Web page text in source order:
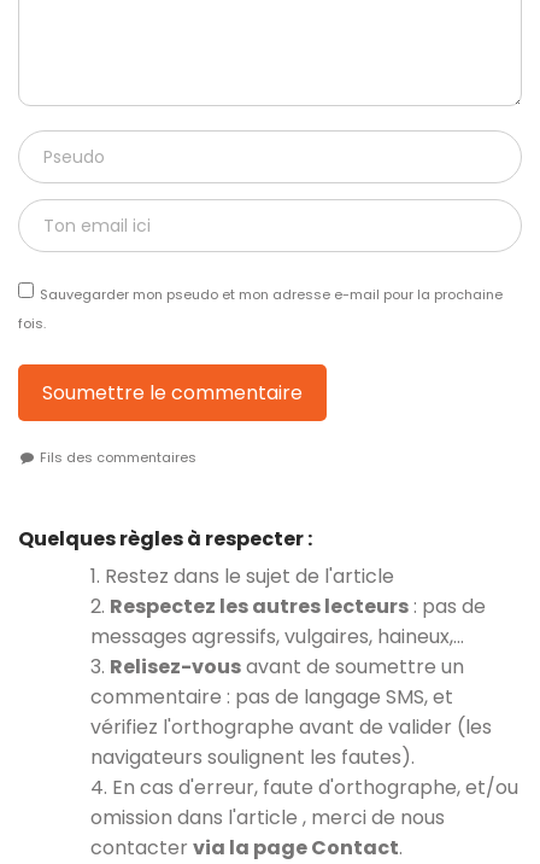
Sauvegarder mon pseudo et mon adresse e-mail pour la prochaine
fois.
Soumettre le commentaire
Fils des commentaires
Quelques règles à respecter :
1. Restez dans le sujet de l'article
2. Respectez les autres lecteurs : pas de
messages agressifs, vulgaires, haineux,…
3. Relisez-vousavant de soumettre un
commentaire : pas de langage SMS, et
vérifiez l'orthographe avant de valider (les
navigateurs soulignent les fautes).
4. En cas d'erreur, faute d'orthographe, et/ou
omission dans l'article , merci de nous
contacter via la page Contact.